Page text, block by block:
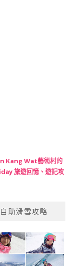
Kang Wat藝術村的
旅遊回憶、遊記攻
助滑雪攻略